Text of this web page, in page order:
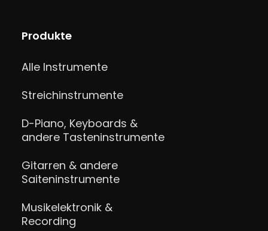
Produkte
Alle Instrumente
Streichinstrumente
D-Piano, Keyboards &
andere Tasteninstrumente
Gitarren & andere
Saiteninstrumente
Musikelektronik &
Recording